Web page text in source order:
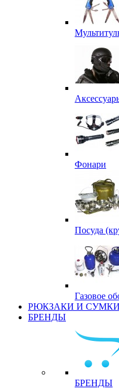
Фонари
Посуда
Газовое
РЮКЗАКИ И СУМКИ
БРЕНДЫ
БРЕНДЫ